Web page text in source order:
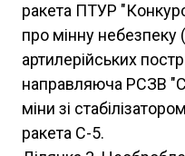
ракета ПТУР
про мінну небезпеку
артилерійських
направляюча РСЗВ
міни зі
ракета С-5.